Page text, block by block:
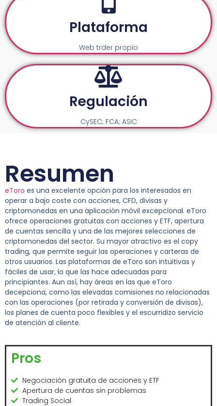
Plataforma
Web trder propio
Regulación
CySEC; FCA; ASIC
Resumen
eToro es una excelente opción para los interesados en
operar a bajo coste con acciones, CFD, divisas y
criptomonedas en una aplicación móvil excepcional. eToro
ofrece operaciones gratuitas con acciones y ETF, apertura
de cuentas sencilla y una de las mejores selecciones de
criptomonedas del sector. Su mayor atractivo es el copy
trading, que permite seguir las operaciones y carteras de
otros usuarios. Las plataformas de eToro son intuitivas y
fáciles de usar, lo que las hace adecuadas para
principiantes. Aun así, hay áreas en las que eToro
decepciona, como las elevadas comisiones no relacionadas
con las operaciones (por retirada y conversión de divisas),
los planes de cuenta poco flexibles y el escurridizo servicio
de atención al cliente.
Pros
Negociación gratuita de acciones y ETF
Apertura de cuentas sin problemas
Trading Social